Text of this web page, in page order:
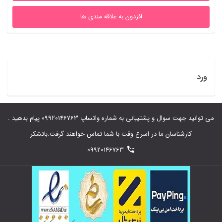
افزدون به علاقه مندی ها
ورد
می توانید جهت سوال و پشتیبانی به شماره واتساپ 09920146763 پیام بدهید .
کارشناسان ما در اسرع وقت با شما تماس خواهند گرفت.باتشکر
09920146763